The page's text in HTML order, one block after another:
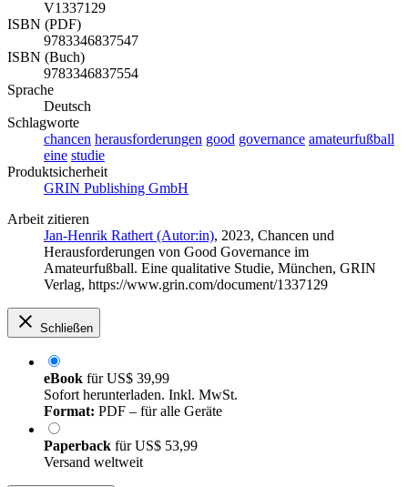
V1337129
ISBN (PDF)
9783346837547
ISBN (Buch)
9783346837554
Sprache
Deutsch
Schlagworte
chancen herausforderungen good governance amateurfußball
eine studie
Produktsicherheit
GRIN Publishing GmbH
Arbeit zitieren
Jan-Henrik Rathert (Autor:in), 2023, Chancen und
Herausforderungen von Good Governance im
Amateurfußball. Eine qualitative Studie, München, GRIN
Verlag, https://www.grin.com/document/1337129
Schließen
eBook fürUS$ 39,99
Sofort herunterladen. Inkl. MwSt.
Format: PDF – für alle Geräte
Paperback fürUS$ 53,99
Versand weltweit